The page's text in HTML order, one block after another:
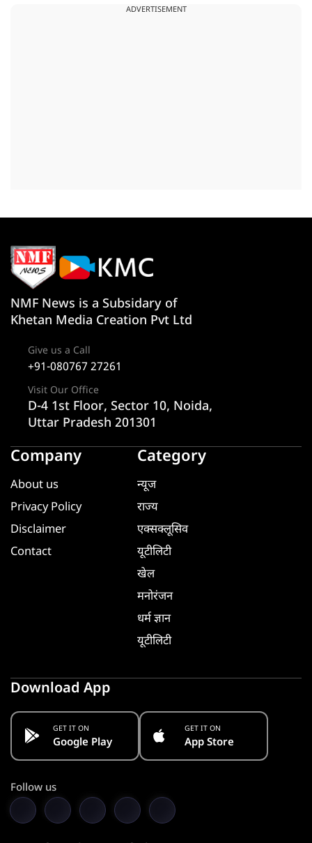
ADVERTISEMENT
NMF News is a Subsidary of
Khetan Media Creation Pvt Ltd
Give us a Call
+91-080767 27261
Visit Our Office
D-4 1st Floor, Sector 10, Noida,
Uttar Pradesh 201301
Company
About us
Privacy Policy
Disclaimer
Contact
Category
न्यूज
राज्य
एक्सक्लूसिव
यूटीलिटी
खेल
मनोरंजन
धर्म ज्ञान
यूटीलिटी
Download App
GET IT ON
Google Play
GET IT ON
App Store
Follow us